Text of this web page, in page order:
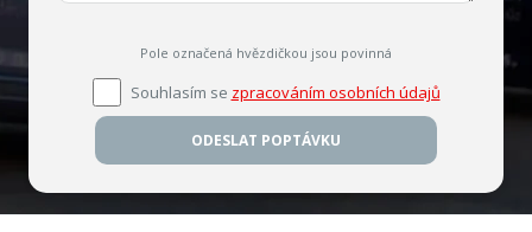
Pole označená hvězdičkou jsou povinná
Souhlasím se zpracováním osobních údajů
ODESLAT POPTÁVKU